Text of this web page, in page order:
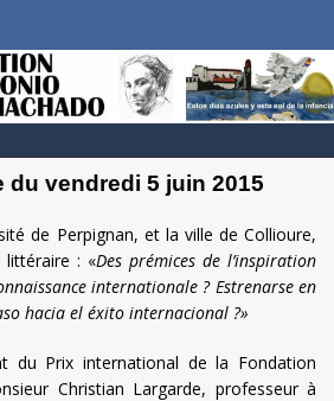
du vendredi 5 juin 2015
de Perpignan, et la ville de Collioure,
littéraire : «Des prémices de l’inspiration
internationale ? Estrenarse en
hacia el éxito internacional ?»
du Prix international de la Fondation
Christian Largarde, professeur à